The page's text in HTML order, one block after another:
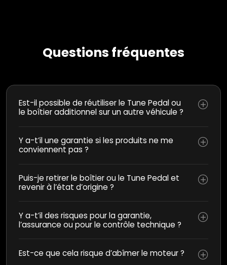
Questions fréquentes
Est-il possible de réutiliser le Tune Pedal ou
le boîtier additionnel sur un autre véhicule ?
Y a-t’il une garantie si les produits ne me
conviennent pas ?
Puis-je retirer le boîtier ou le Tune Pedal et
revenir à l’état d’origine ?
Y a-t’il des risques pour la garantie,
l’assurance ou pour le contrôle technique ?
Est-ce que cela risque d’abîmer le moteur ?